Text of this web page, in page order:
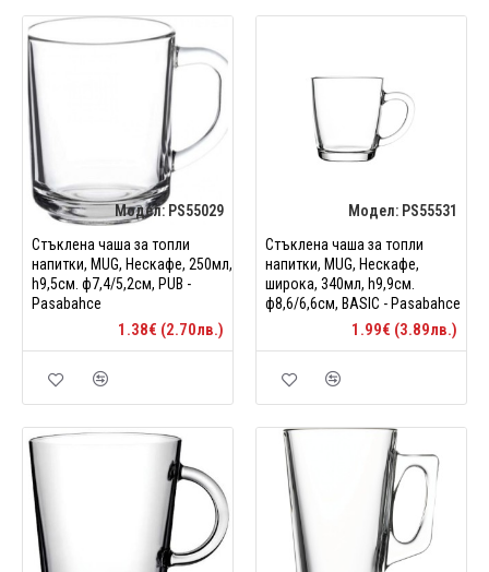
Модел: PS55029
Стъклена чаша за топли
напитки, MUG, Нескафе, 250мл,
h9,5см. ф7,4/5,2см, PUB -
Pasabahce
1.38€ (2.70лв.)
Модел: PS55531
Стъклена чаша за топли
напитки, MUG, Нескафе,
широка, 340мл, h9,9см.
ф8,6/6,6см, BASIC - Pasabahce
1.99€ (3.89лв.)